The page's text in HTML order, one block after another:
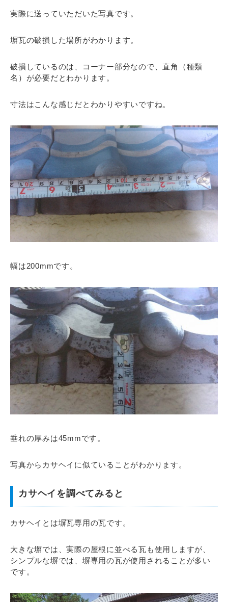
実際に送っていただいた写真です。
塀瓦の破損した場所がわかります。
破損しているのは、コーナー部分なので、直角（種類
名）が必要だとわかります。
寸法はこんな感じだとわかりやすいですね。
幅は200mmです。
垂れの厚みは45mmです。
写真からカサヘイに似ていることがわかります。
カサヘイを調べてみると
カサヘイとは塀瓦専用の瓦です。
大きな塀では、実際の屋根に並べる瓦も使用しますが、
シンプルな塀では、塀専用の瓦が使用されることが多い
です。